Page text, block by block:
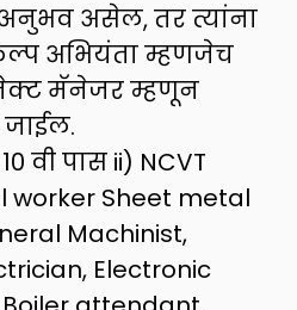
अनुभव असेल, तर त्यांना
अभियंता म्हणजेच
मॅनेजर म्हणून
वी पास ii) NCVT
worker Sheet metal
Machinist,
Electronic